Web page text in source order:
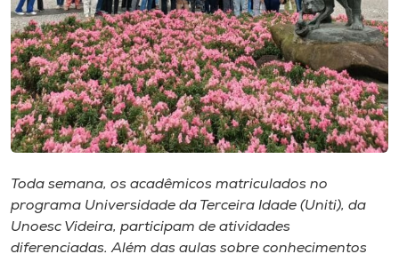
Toda semana, os acadêmicos matriculados no
programa Universidade da Terceira Idade (Uniti), da
Unoesc Videira, participam de atividades
diferenciadas. Além das aulas sobre conhecimentos